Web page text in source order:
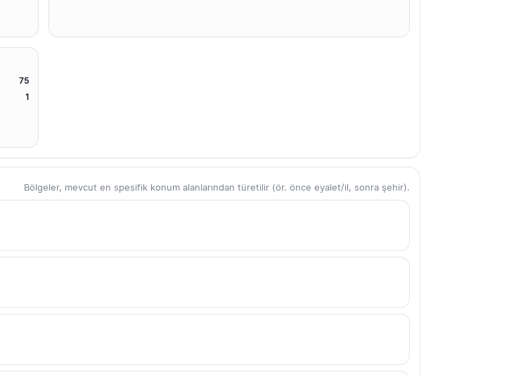
75
1
Bölgeler, mevcut en spesifik konum alanlarından türetilir (ör. önce eyalet/il, sonra şehir).